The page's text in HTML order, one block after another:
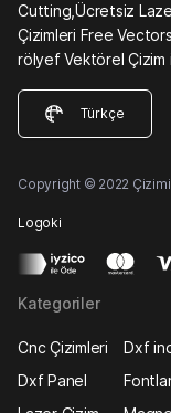
Cutting,Ücretsiz
Çizimleri Free
rölyef Vektörel Çizim
Türkçe
Copyright © 2022
Logoki
Kategoriler
Cnc Çizimleri
Dxf
Dxf Panel